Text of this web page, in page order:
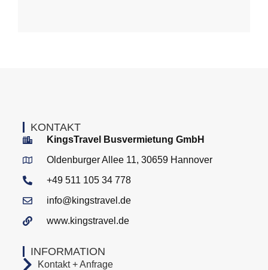
INFORMATION
Kontakt + Anfrage
KONTAKT
KingsTravel Busvermietung GmbH
Oldenburger Allee 11, 30659 Hannover
+49 511 105 34 778
info@kingstravel.de
www.kingstravel.de